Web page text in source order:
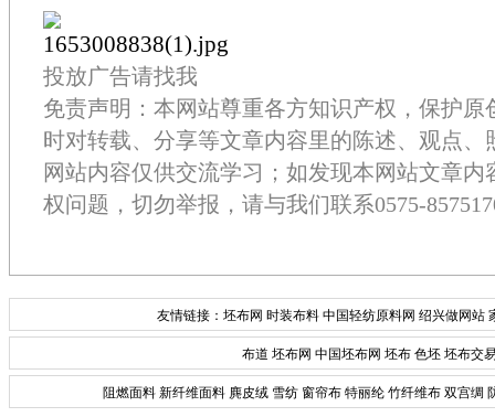
投放广告请找我
免责声明：本网站尊重各方知识产权，保护原
时对转载、分享等文章内容里的陈述、观点、
网站内容仅供交流学习；如发现本网站文章
权问题，切勿举报，请与我们联系0575-
友情链接： 坯布网 时装布料 中国轻纺原料网 绍兴做网站
布道 坯布网 中国坯布网 坯布 色坯 坯布交
阻燃面料新纤维面料麂皮绒雪纺窗帘布特丽纶竹纤维布双宫绸